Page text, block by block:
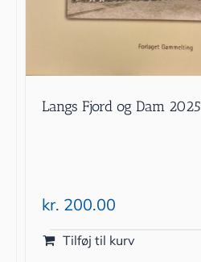
Langs Fjord og Dam 2025
kr. 200.00
Tilføj til kurv